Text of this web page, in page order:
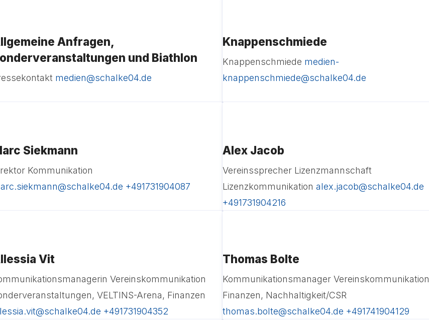
Anfragen,
und Biathlon
medien@schalke04.de
Knappenschmiede
Knappenschmiede medien-
knappenschmiede@schalke04.de
Siekmann
Kommunikation
+491731904087
Alex Jacob
Vereinssprecher Lizenzmannschaft
Lizenzkommunikation alex.jacob@schalke04.de
+491731904216
Vit
Vereinskommunikation
VELTINS-Arena, Finanzen
+491731904352
Thomas Bolte
Kommunikationsmanager Vereinskommunikation
Finanzen, Nachhaltigkeit/CSR
thomas.bolte@schalke04.de +491741904129